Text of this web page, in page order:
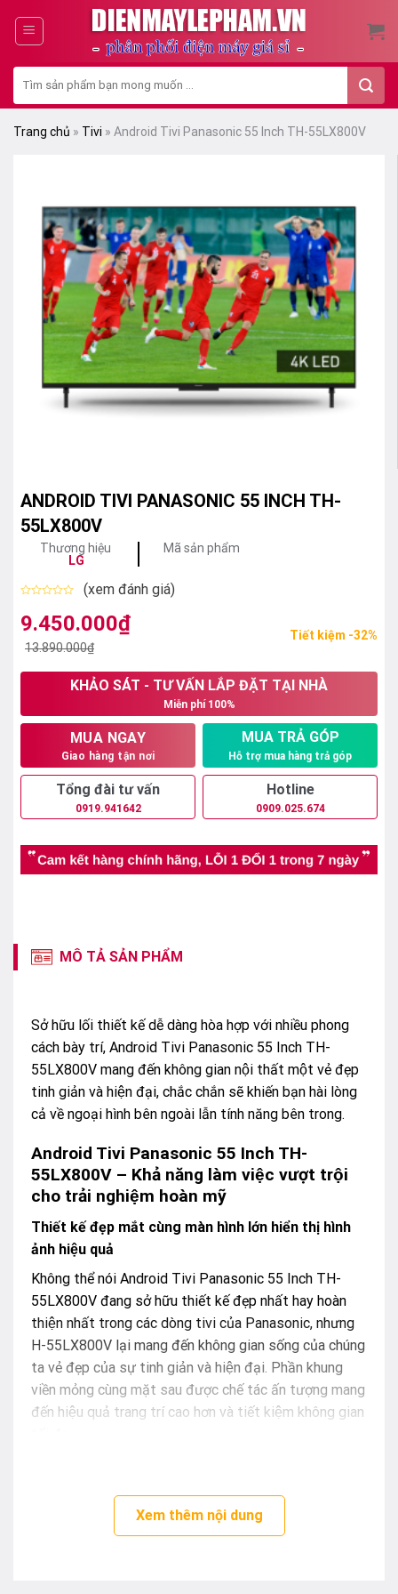
kiếm:
Trang chủ » Tivi » Android Tivi Panasonic 55 Inch TH-55LX800V
ANDROID TIVI PANASONIC 55 INCH TH-
55LX800V
Thương hiệu
LG
Mã sản phẩm
xếp
hạng
5
(xem đánh giá)
13.890.000₫
Giá
gốc
13.890.000₫.
9.450.000₫
Giá
hiện
Tiết kiệm -32%
KHẢO SÁT - TƯ VẤN LẮP ĐẶT TẠI NHÀ
Miễn phí 100%
MUA NGAY
Giao hàng tận nơi
MUA TRẢ GÓP
Hỗ trợ mua hàng trả góp
Tổng đài tư vấn
0919.941642
Hotline
0909.025.674
MÔ TẢ SẢN PHẨM
Sở hữu lối thiết kế dễ dàng hòa hợp với nhiều phong
cách bày trí, Android Tivi Panasonic 55 Inch TH-
55LX800V mang đến không gian nội thất một vẻ đẹp
tinh giản và hiện đại, chắc chắn sẽ khiến bạn hài lòng
cả về ngoại hình bên ngoài lẫn tính năng bên trong.
Android Tivi Panasonic 55 Inch TH-
55LX800V – Khả năng làm việc vượt trội
cho trải nghiệm hoàn mỹ
Thiết kế đẹp mắt cùng màn hình lớn hiển thị hình
ảnh hiệu quả
Không thể nói Android Tivi Panasonic 55 Inch TH-
55LX800V đang sở hữu thiết kế đẹp nhất hay hoàn
thiện nhất trong các dòng tivi của Panasonic, nhưng
H-55LX800V lại mang đến không gian sống của chúng
ta vẻ đẹp của sự tinh giản và hiện đại. Phần khung
viền mỏng cùng mặt sau được chế tác ấn tượng mang
đến hiệu quả trang trí cao hơn và tiết kiệm không gian
Xem thêm nội dung